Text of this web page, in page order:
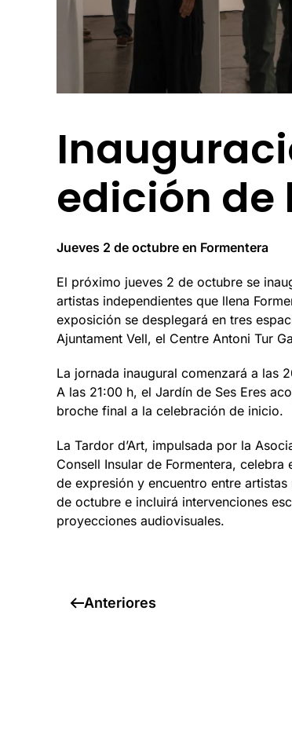
edición de
Jueves 2 de octubre en Formentera
El próximo jueves 2 de octubre se
artistas independientes que llena
exposición se desplegará en tres
Ajuntament Vell, el Centre Antoni Tur
La jornada inaugural comenzará a las
A las 21:00 h, el Jardín de Ses Eres
broche final a la celebración de inicio.
La Tardor d’Art, impulsada por la
Consell Insular de Formentera,
de expresión y encuentro entre
de octubre e incluirá intervenciones
proyecciones audiovisuales.
Anteriores